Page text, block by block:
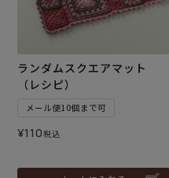
ランダムスクエアマット
（レシピ）
メール便10個まで可
¥110税込